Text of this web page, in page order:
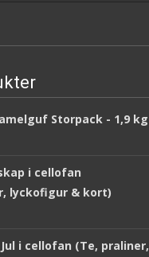
Storpack - 1,9 kg
i cellofan
lyckofigur & kort)
i cellofan (Te, praliner,